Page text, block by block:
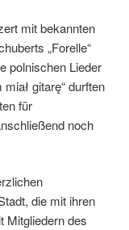
mit bekannten
„Forelle“
polnischen Lieder
gitarę“ durften
für
noch
die mit ihren
Mitgliedern des